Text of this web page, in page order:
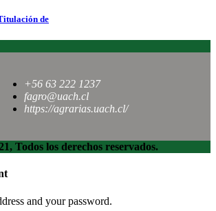
de
+56 63 222 1237
fagro@uach.cl
https://agrarias.uach.cl/
Todos los derechos reservados.
and your password.